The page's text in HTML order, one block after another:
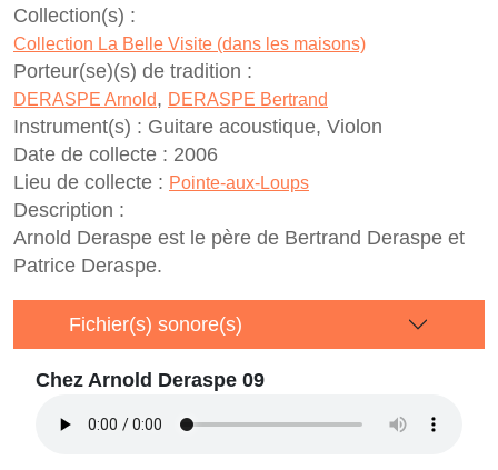
Collection(s) :
Collection La Belle Visite (dans les maisons)
Porteur(se)(s) de tradition :
DERASPE Arnold, DERASPE Bertrand
Instrument(s) : Guitare acoustique, Violon
Date de collecte : 2006
Lieu de collecte : Pointe-aux-Loups
Description :
Arnold Deraspe est le père de Bertrand Deraspe et
Patrice Deraspe.
Fichier(s) sonore(s)
Chez Arnold Deraspe 09